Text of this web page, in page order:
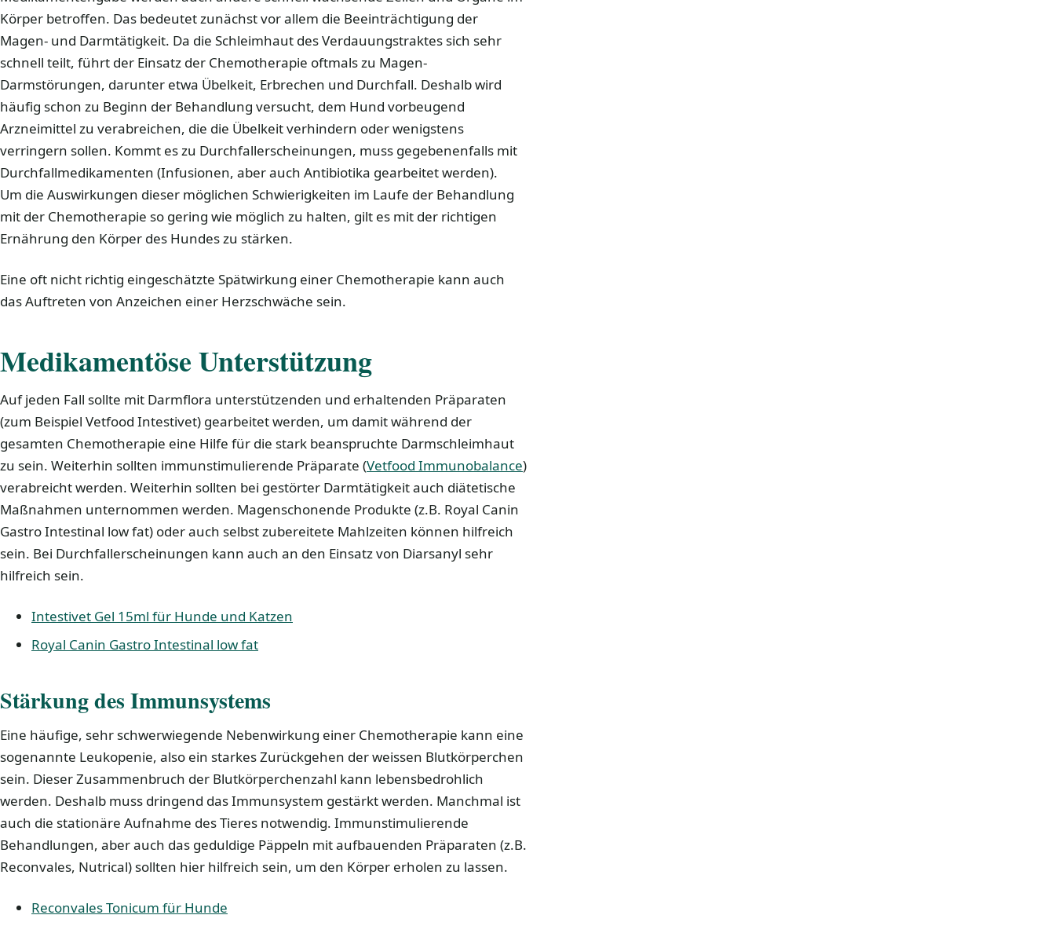
Körper betroffen. Das bedeutet zunächst vor allem die Beeinträchtigung der
Magen- und Darmtätigkeit. Da die Schleimhaut des Verdauungstraktes sich sehr
schnell teilt, führt der Einsatz der Chemotherapie oftmals zu Magen-
Darmstörungen, darunter etwa Übelkeit, Erbrechen und Durchfall. Deshalb wird
häufig schon zu Beginn der Behandlung versucht, dem Hund vorbeugend
Arzneimittel zu verabreichen, die die Übelkeit verhindern oder wenigstens
verringern sollen. Kommt es zu Durchfallerscheinungen, muss gegebenenfalls mit
Durchfallmedikamenten (Infusionen, aber auch Antibiotika gearbeitet werden).
Um die Auswirkungen dieser möglichen Schwierigkeiten im Laufe der Behandlung
mit der Chemotherapie so gering wie möglich zu halten, gilt es mit der richtigen
Ernährung den Körper des Hundes zu stärken.
Eine oft nicht richtig eingeschätzte Spätwirkung einer Chemotherapie kann auch
das Auftreten von Anzeichen einer Herzschwäche sein.
Medikamentöse Unterstützung
Auf jeden Fall sollte mit Darmflora unterstützenden und erhaltenden Präparaten
(zum Beispiel Vetfood Intestivet) gearbeitet werden, um damit während der
gesamten Chemotherapie eine Hilfe für die stark beanspruchte Darmschleimhaut
zu sein. Weiterhin sollten immunstimulierende Präparate (Vetfood Immunobalance)
verabreicht werden. Weiterhin sollten bei gestörter Darmtätigkeit auch diätetische
Maßnahmen unternommen werden. Magenschonende Produkte (z.B. Royal Canin
Gastro Intestinal low fat) oder auch selbst zubereitete Mahlzeiten können hilfreich
sein. Bei Durchfallerscheinungen kann auch an den Einsatz von Diarsanyl sehr
hilfreich sein.
Intestivet Gel 15ml für Hunde und Katzen
Royal Canin Gastro Intestinal low fat
Stärkung des Immunsystems
Eine häufige, sehr schwerwiegende Nebenwirkung einer Chemotherapie kann eine
sogenannte Leukopenie, also ein starkes Zurückgehen der weissen Blutkörperchen
sein. Dieser Zusammenbruch der Blutkörperchenzahl kann lebensbedrohlich
werden. Deshalb muss dringend das Immunsystem gestärkt werden. Manchmal ist
auch die stationäre Aufnahme des Tieres notwendig. Immunstimulierende
Behandlungen, aber auch das geduldige Päppeln mit aufbauenden Präparaten (z.B.
Reconvales, Nutrical) sollten hier hilfreich sein, um den Körper erholen zu lassen.
Reconvales Tonicum für Hunde